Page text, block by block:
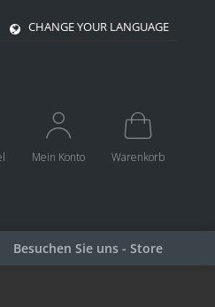
CHANGE YOUR LANGUAGE
Mein Konto Warenkorb
Besuchen Sie uns - Store